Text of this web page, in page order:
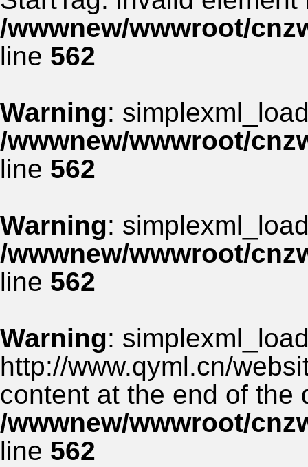
/wwwnew/wwwroot/
line 562
Warning:
/wwwnew/wwwroot/
line 562
Warning:
/wwwnew/wwwroot/
line 562
Warning:
http://www.qyml.cn/
content at the end of the
/wwwnew/wwwroot/
line 562